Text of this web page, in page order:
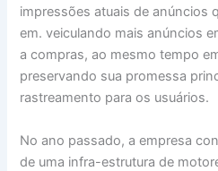
impressões atuais de anúncios
em. veiculando mais anúncios
a compras, ao mesmo tempo
preservando sua promessa
rastreamento para os usuários.
No ano passado, a empresa
de uma infra-estrutura de